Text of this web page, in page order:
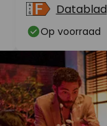
Datablad
Op voorraad